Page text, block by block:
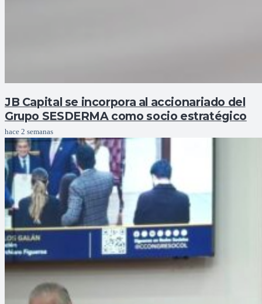
JB Capital se incorpora al accionariado del
Grupo SESDERMA como socio estratégico
hace 2 semanas